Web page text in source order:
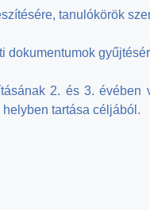
tanulókörök
2. és 3. évében
tartása céljából.